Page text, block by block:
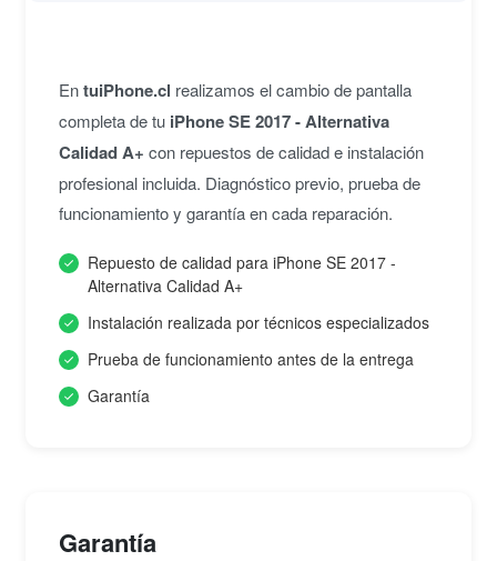
EntuiPhone.cl realizamos el cambio de pantalla
completa de tu iPhone SE 2017 - Alternativa
Calidad A+ con repuestos de calidad e instalación
profesional incluida. Diagnóstico previo, prueba de
funcionamiento y garantía en cada reparación.
Repuesto de calidad para iPhone SE 2017 -
Alternativa Calidad A+
Instalación realizada por técnicos especializados
Prueba de funcionamiento antes de la entrega
Garantía
Garantía